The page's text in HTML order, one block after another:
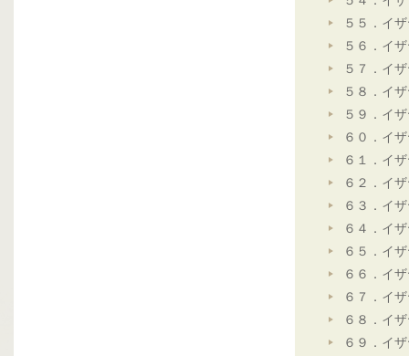
５５．イ
５６．イ
５７．イ
５８．イ
５９．イ
６０．イ
６１．イ
６２．イ
６３．イ
６４．イ
６５．イ
６６．イ
６７．イ
６８．イ
６９．イ